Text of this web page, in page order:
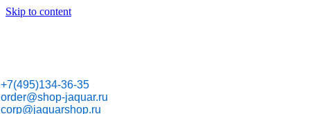
Skip to content
+7(495)134-36-35
order@shop-jaquar.ru
corp@jaquarshop.ru